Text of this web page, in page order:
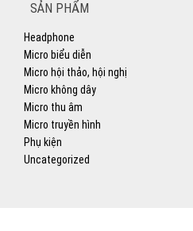
SẢN PHẨM
Headphone
Micro biểu diễn
Micro hội thảo, hội nghị
Micro không dây
Micro thu âm
Micro truyền hình
Phụ kiện
Uncategorized